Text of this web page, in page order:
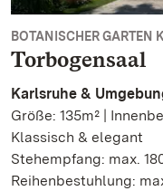
BOTANISCHER GARTEN
Torbogensaal
Karlsruhe &
Größe: 135m² |
Klassisch & elegant
Stehempfang: max.
Reihenbestuhlung: